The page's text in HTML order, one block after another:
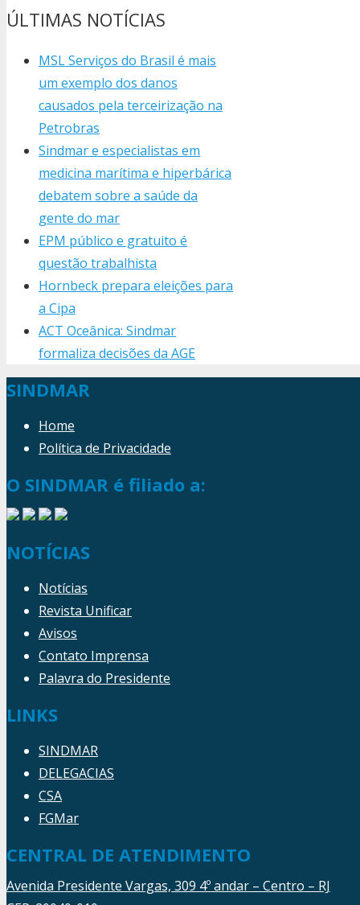
ÚLTIMAS NOTÍCIAS
MSL Serviços do Brasil é mais
um exemplo dos danos
causados pela terceirização na
Petrobras
Sindmar e especialistas em
medicina marítima e hiperbárica
debatem sobre a saúde da
gente do mar
EPM público e gratuito é
questão trabalhista
Hornbeck prepara eleições para
a Cipa
ACT Oceânica: Sindmar
formaliza decisões da AGE
SINDMAR
Home
Política de Privacidade
O SINDMAR é filiado a:
NOTÍCIAS
Notícias
Revista Unificar
Avisos
Contato Imprensa
Palavra do Presidente
LINKS
SINDMAR
DELEGACIAS
CSA
FGMar
CENTRAL DE ATENDIMENTO
Avenida Presidente Vargas, 309 4º andar – Centro – RJ